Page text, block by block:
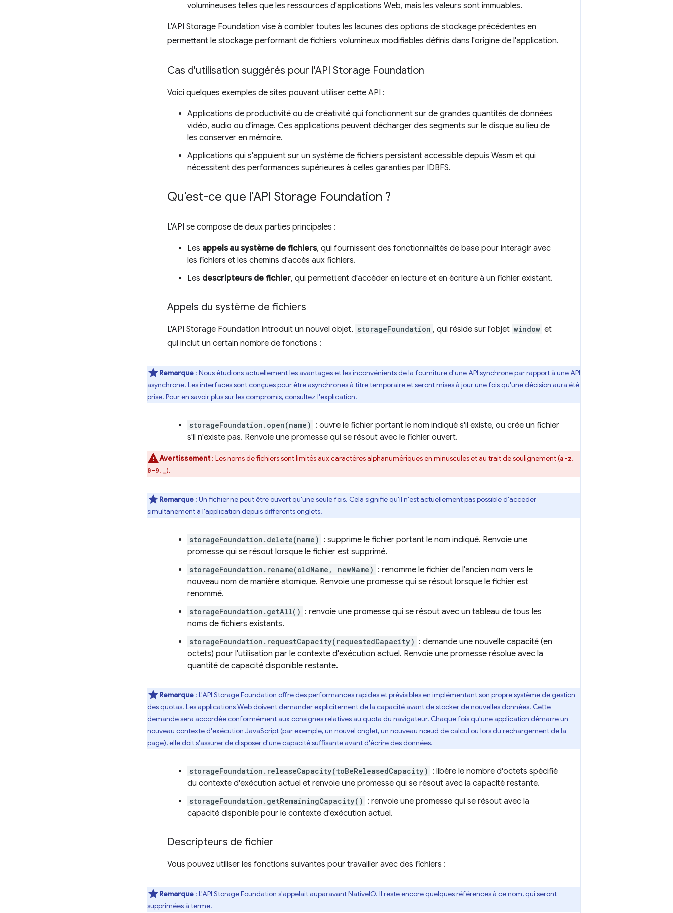
volumineuses telles que les ressources d'applications Web, mais les valeurs sont immuables.
L'API Storage Foundation vise à combler toutes les lacunes des options de stockage précédentes en
permettant le stockage performant de fichiers volumineux modifiables définis dans l'origine de l'application.
Cas d'utilisation suggérés pour l'API Storage Foundation
Voici quelques exemples de sites pouvant utiliser cette API :
Applications de productivité ou de créativité qui fonctionnent sur de grandes quantités de données
vidéo, audio ou d'image. Ces applications peuvent décharger des segments sur le disque au lieu de
les conserver en mémoire.
Applications qui s'appuient sur un système de fichiers persistant accessible depuis Wasm et qui
nécessitent des performances supérieures à celles garanties par IDBFS.
Qu'est-ce que l'API Storage Foundation ?
L'API se compose de deux parties principales :
Les appels au système de fichiers, qui fournissent des fonctionnalités de base pour interagir avec
les fichiers et les chemins d'accès aux fichiers.
Les descripteurs de fichier, qui permettent d'accéder en lecture et en écriture à un fichier existant.
Appels du système de fichiers
L'API Storage Foundation introduit un nouvel objet, storageFoundation , qui réside sur l'objet window et
qui inclut un certain nombre de fonctions :
Remarque : Nous étudions actuellement les avantages et les inconvénients de la fourniture d'une API synchrone par rapport à une API
asynchrone. Les interfaces sont conçues pour être asynchrones à titre temporaire et seront mises à jour une fois qu'une décision aura été
prise. Pour en savoir plus sur les compromis, consultez l'explication.
storageFoundation.open(name) : ouvre le fichier portant le nom indiqué s'il existe, ou crée un fichier
s'il n'existe pas. Renvoie une promesse qui se résout avec le fichier ouvert.
Avertissement: Les noms de fichiers sont limités aux caractères alphanumériques en minuscules et au trait de soulignement (a-z,
0-9, ).
Remarque : Un fichier ne peut être ouvert qu'une seule fois. Cela signifie qu'il n'est actuellement pas possible d'accéder
simultanément à l'application depuis différents onglets.
storageFoundation.delete(name) : supprime le fichier portant le nom indiqué. Renvoie une
promesse qui se résout lorsque le fichier est supprimé.
storageFoundation.rename(oldName, newName) : renomme le fichier de l'ancien nom vers le
nouveau nom de manière atomique. Renvoie une promesse qui se résout lorsque le fichier est
renommé.
storageFoundation.getAll() : renvoie une promesse qui se résout avec un tableau de tous les
noms de fichiers existants.
storageFoundation.requestCapacity(requestedCapacity) : demande une nouvelle capacité (en
octets) pour l'utilisation par le contexte d'exécution actuel. Renvoie une promesse résolue avec la
quantité de capacité disponible restante.
Remarque : L'API Storage Foundation offre des performances rapides et prévisibles en implémentant son propre système de gestion
des quotas. Les applications Web doivent demander explicitement de la capacité avant de stocker de nouvelles données. Cette
demande sera accordée conformément aux consignes relatives au quota du navigateur. Chaque fois qu'une application démarre un
nouveau contexte d'exécution JavaScript (par exemple, un nouvel onglet, un nouveau nœud de calcul ou lors du rechargement de la
page), elle doit s'assurer de disposer d'une capacité suffisante avant d'écrire des données.
storageFoundation.releaseCapacity(toBeReleasedCapacity) : libère le nombre d'octets spécifié
du contexte d'exécution actuel et renvoie une promesse qui se résout avec la capacité restante.
storageFoundation.getRemainingCapacity() : renvoie une promesse qui se résout avec la
capacité disponible pour le contexte d'exécution actuel.
Descripteurs de fichier
Vous pouvez utiliser les fonctions suivantes pour travailler avec des fichiers :
Remarque : L'API Storage Foundation s'appelait auparavant NativeIO. Il reste encore quelques références à ce nom, qui seront
supprimées à terme.